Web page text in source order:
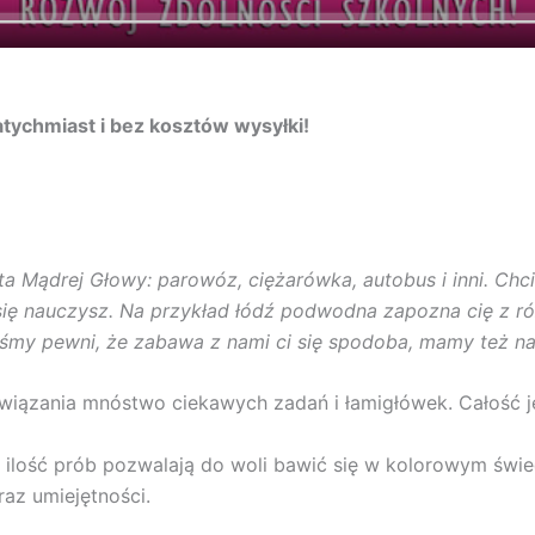
i bez kosztów wysyłki!
Mądrej Głowy: parowóz, ciężarówka, autobus i inni.
nauczysz. Na przykład łódź podwodna zapozna cię z
pewni, że zabawa z nami ci się spodoba, mamy też
mnóstwo ciekawych zadań i łamigłówek.
prób pozwalają do woli bawić się w kolorowym
umiejętności.